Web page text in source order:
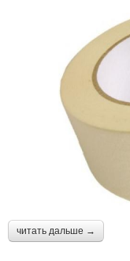
читать дальше →